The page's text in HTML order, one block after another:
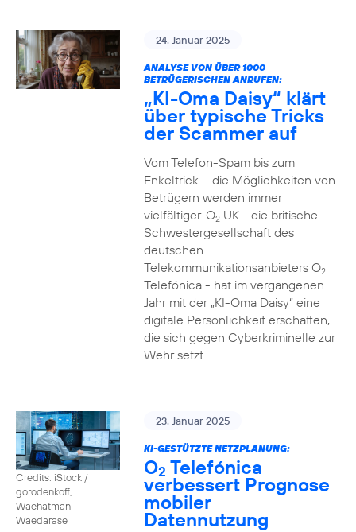
24. Januar 2025
ANALYSE VON ÜBER 1000
BETRÜGERISCHEN ANRUFEN:
„KI-Oma Daisy“ klärt
über typische Tricks
der Scammer auf
Vom Telefon-Spam bis zum
Enkeltrick – die Möglichkeiten von
Betrügern werden immer
vielfältiger. O2UK - die britische
Schwestergesellschaft des
deutschen
Telekommunikationsanbieters O2
Telefónica - hat im vergangenen
Jahr mit der „KI-Oma Daisy“ eine
digitale Persönlichkeit erschaffen,
die sich gegen Cyberkriminelle zur
Wehr setzt.
Credits: iStock /
gorodenkoff,
Waehatman
Waedarase
23. Januar 2025
KI-GESTÜTZTE NETZPLANUNG:
O2 Telefónica
verbessert Prognose
mobiler
Datennutzung